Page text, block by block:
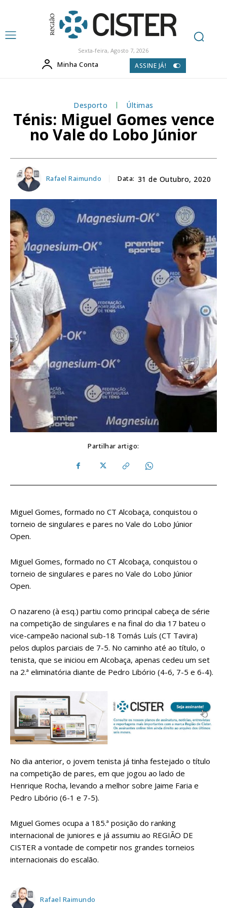
Sexta-feira, Agosto 7, 2026
Minha Conta ASSINE JÁ!
Desporto Últimas
Ténis: Miguel Gomes vence
no Vale do Lobo Júnior
Rafael Raimundo Data: 31 de Outubro, 2020
Partilhar artigo:
Miguel Gomes, formado no CT Alcobaça, conquistou o
torneio de singulares e pares no Vale do Lobo Júnior
Open.
Miguel Gomes, formado no CT Alcobaça, conquistou o
torneio de singulares e pares no Vale do Lobo Júnior
Open.
O nazareno (à esq.) partiu como principal cabeça de série
na competição de singulares e na final do dia 17 bateu o
vice-campeão nacional sub-18 Tomás Luís (CT Tavira)
pelos duplos parciais de 7-5. No caminho até ao título, o
tenista, que se iniciou em Alcobaça, apenas cedeu um set
na 2.ª eliminatória diante de Pedro Libório (4-6, 7-5 e 6-4).
No dia anterior, o jovem tenista já tinha festejado o título
na competição de pares, em que jogou ao lado de
Henrique Rocha, levando a melhor sobre Jaime Faria e
Pedro Libório (6-1 e 7-5).
Miguel Gomes ocupa a 185.ª posição do ranking
internacional de juniores e já assumiu ao REGIÃO DE
CISTER a vontade de competir nos grandes torneios
internacionais do escalão.
Rafael Raimundo